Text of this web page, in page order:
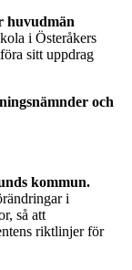
huvudmän
i Österåkers
sitt uppdrag
och
kommun.
i
så att
riktlinjer för